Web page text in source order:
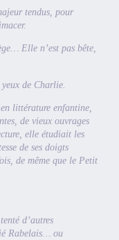
tendus, pour
Elle n’est pas bête,
de Charlie.
littérature enfantine,
de vieux ouvrages
elle étudiait les
de ses doigts
de même que le Petit
d’autres
Rabelais… ou